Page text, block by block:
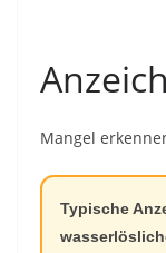
Mangel
Typische